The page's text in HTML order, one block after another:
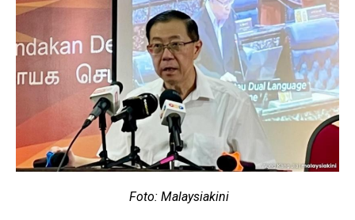
Foto: Malaysiakini